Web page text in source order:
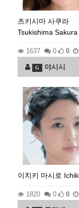
츠키시마 사쿠라
Tsukishima Sakura
1637 0 0
G 야시시
이치키 마시로
1820 0 0